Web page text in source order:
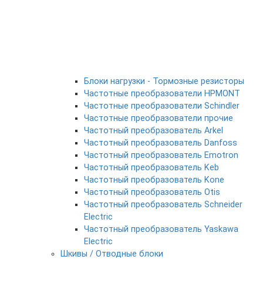
Блоки нагрузки - Тормозные резисторы
Частотные преобразователи HPMONT
Частотные преобразователи Schindler
Частотные преобразователи прочие
Частотный преобразователь Arkel
Частотный преобразователь Danfoss
Частотный преобразователь Emotron
Частотный преобразователь Keb
Частотный преобразователь Kone
Частотный преобразователь Otis
Частотный преобразователь Schneider
Electric
Частотный преобразователь Yaskawa
Electric
Шкивы / Отводные блоки